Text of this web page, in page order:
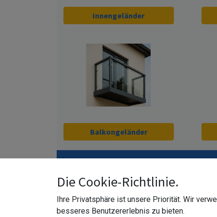
Innengeländer
Balkongeländer
Bodenprofile
Die Cookie-Richtlinie.
Ihre Privatsphäre ist unsere Priorität. Wir
besseres Benutzererlebnis zu bieten.